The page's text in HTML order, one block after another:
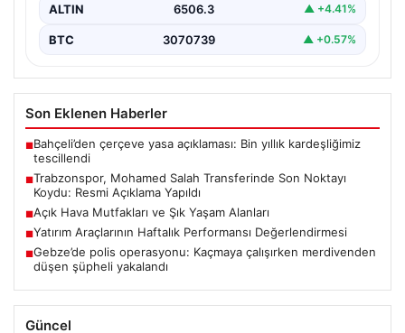
ALTIN 6506.3 ▲ +4.41%
BTC 3070739 ▲ +0.57%
Son Eklenen Haberler
■Bahçeli’den çerçeve yasa açıklaması: Bin yıllık kardeşliğimiz
tescillendi
■Trabzonspor, Mohamed Salah Transferinde Son Noktayı
Koydu: Resmi Açıklama Yapıldı
■Açık Hava Mutfakları ve Şık Yaşam Alanları
■Yatırım Araçlarının Haftalık Performansı Değerlendirmesi
■Gebze’de polis operasyonu: Kaçmaya çalışırken merdivenden
düşen şüpheli yakalandı
Güncel